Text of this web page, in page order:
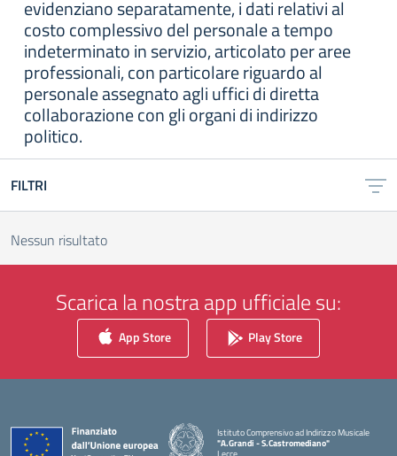
evidenziano separatamente, i dati relativi al
costo complessivo del personale a tempo
indeterminato in servizio, articolato per aree
professionali, con particolare riguardo al
personale assegnato agli uffici di diretta
collaborazione con gli organi di indirizzo
politico.
FILTRI
Nessun risultato
Scarica la nostra app ufficiale su:
App Store Play Store
Istituto Comprensivo ad Indirizzo Musicale
"A.Grandi - S.Castromediano"
Lecce